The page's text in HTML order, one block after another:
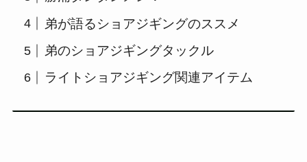
弟が語るショアジギングのススメ
弟のショアジギングタックル
ライトショアジギング関連アイテム